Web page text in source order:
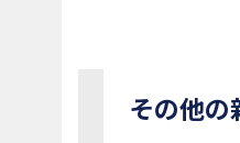
その他の